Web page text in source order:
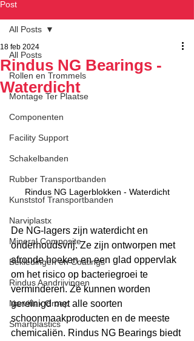
Post
All Posts
Rollen en Trommels
Montage Ter Plaatse
Componenten
Facility Support
Schakelbanden
Rubber Transportbanden
Kunststof Transportbanden
Narviplastx
Mineral Composite
Bekledingen en Coatings
Rindus Aandrijvingen
Narviflex Groep
Smartplastics
All Posts
Rindus NG Bearings -
Waterdicht
18 feb 2024
Rindus NG Lagerblokken - Waterdicht
De NG-lagers zijn waterdicht en
onderhoudsvrij. Ze zijn ontworpen met
afronde hoeken en een glad oppervlak
om het risico op bacteriegroei te
verminderen. Ze kunnen worden
gereinigd met alle soorten
schoonmaakproducten en de meeste
chemicaliën. Rindus NG Bearings biedt